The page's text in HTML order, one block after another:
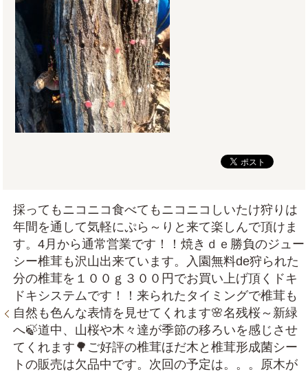
採ってもニコニコ食べてもニコニコしいたけ狩りは
年間を通して気軽にぷら～りと来て楽しんで頂けま
す。4月から通常営業です！！焼きｄｅ勝負のジュー
シー椎茸も沢山出来ています。入園無料de狩られた
分の椎茸を１００ｇ３００円でお買い上げ頂くドキ
ドキシステムです！！来られたタイミングで椎茸も
自然も色んな表情を見せてくれます🌸名残桜～新緑
へ🍃道中、山桜や木々達が季節の移ろいを感じさせ
てくれます🌳ご好評の椎茸ほだ木と椎茸形成菌シー
トの販売は欠品中です。次回の予定は。。。原木が